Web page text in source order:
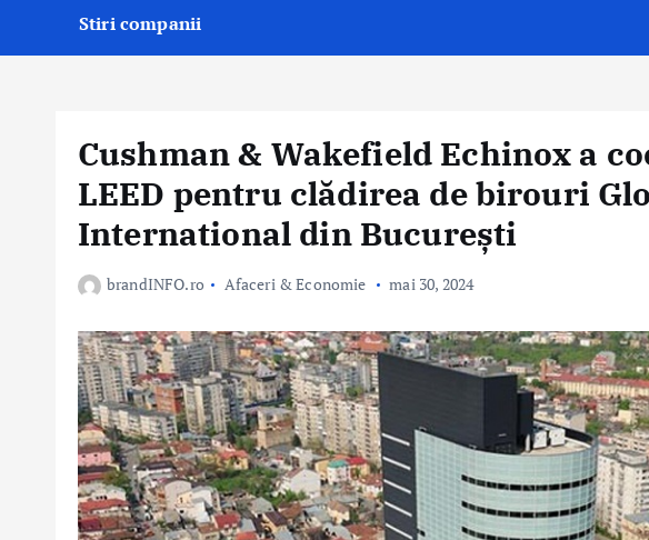
Stiri companii
Cushman & Wakefield Echinox a
LEED pentru clădirea de birouri
International din București
brandINFO.ro Afaceri & Economie mai 30, 2024